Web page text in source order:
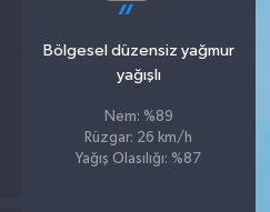
Bölgesel düzensiz yağmur
yağışlı
Nem: %89
Rüzgar: 26 km/h
Yağış Olasılığı: %87